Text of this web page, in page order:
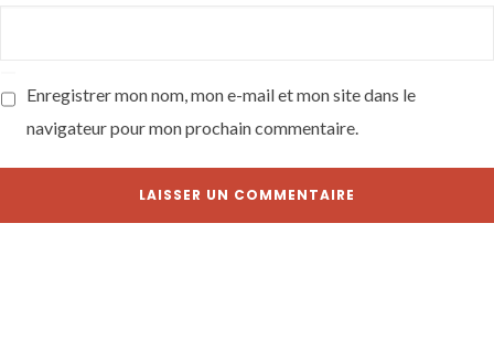
Enregistrer mon nom, mon e-mail et mon site dans le
navigateur pour mon prochain commentaire.